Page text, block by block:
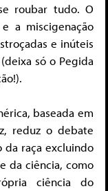
roubar tudo. O
a miscigenação
e inúteis
só o Pegida
baseada em
reduz o debate
raça excluindo
da ciência, como
ciência do